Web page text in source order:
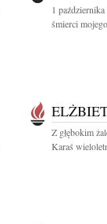
1
śmierci
Z głębokim
Karaś